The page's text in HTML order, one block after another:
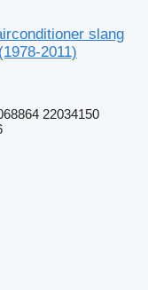
slang
2011)
22034150